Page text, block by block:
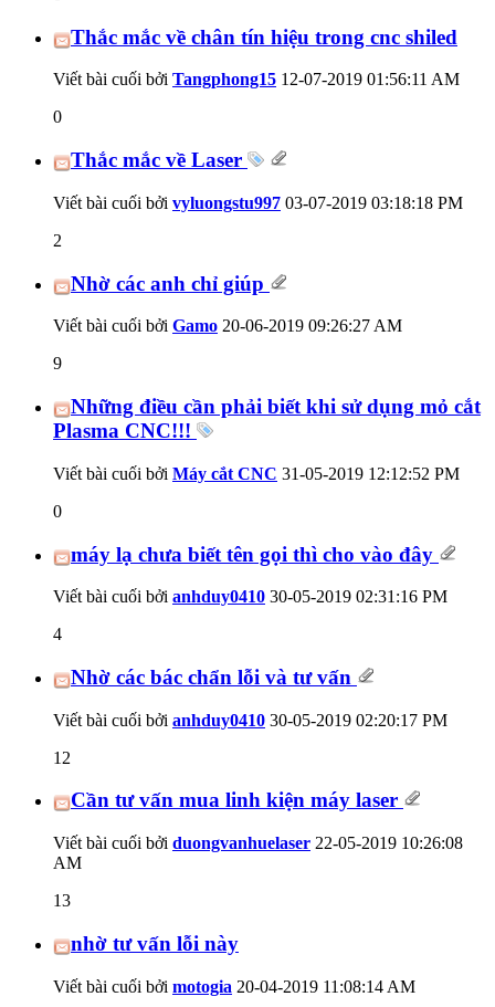
Thắc mắc về chân tín hiệu trong cnc shiled
Viết bài cuối bởi Tangphong15 12-07-2019 01:56:11 AM
0
Thắc mắc về Laser
Viết bài cuối bởi vyluongstu997 03-07-2019 03:18:18 PM
2
Nhờ các anh chỉ giúp
Viết bài cuối bởi Gamo 20-06-2019 09:26:27 AM
9
Những điều cần phải biết khi sử dụng mỏ cắt
Plasma CNC!!!
Viết bài cuối bởi Máy cắt CNC 31-05-2019 12:12:52 PM
0
máy lạ chưa biết tên gọi thì cho vào đây
Viết bài cuối bởi anhduy0410 30-05-2019 02:31:16 PM
4
Nhờ các bác chẩn lỗi và tư vấn
Viết bài cuối bởi anhduy0410 30-05-2019 02:20:17 PM
12
Cần tư vấn mua linh kiện máy laser
Viết bài cuối bởi duongvanhuelaser 22-05-2019 10:26:08
AM
13
nhờ tư vấn lỗi này
Viết bài cuối bởi motogia 20-04-2019 11:08:14 AM